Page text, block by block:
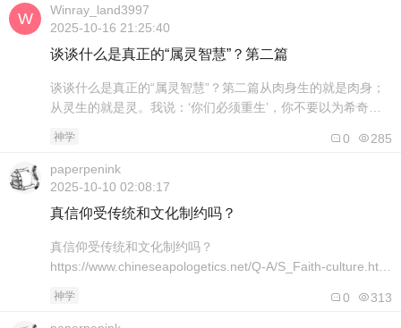
聚会开始之前，通常先有聚餐，之后才研讨课程内..
Winray_land3997
2025-10-16 21:25:40
谈谈什么是真正的“属灵智慧”？第二篇
谈谈什么是真正的“属灵智慧”？第二篇从肉身生的就是肉身；
从灵生的就是灵。我说：‘你们必须重生’，你不要以为希奇。
去；凡从圣灵生的，也是如此。”( 约翰福音 3:6-8 和合本 )什
么是重生？？什么是永生？？这问题不是逻辑思辨的问题，甚
至不是神学问题乃是“生命问题”这样的问题一开始就是错误的
因为“什么”是本..
神学 0 285
paperpenink
2025-10-10 02:08:17
真信仰受传统和文化制约吗？
真信仰受传统和文化制约吗？
https://www.chineseapologetics.net/Q-A/S_Faith-culture.htm
洲，信仰以基督教为主；在中东，多是回教徒；而中国人信
神学 0 313